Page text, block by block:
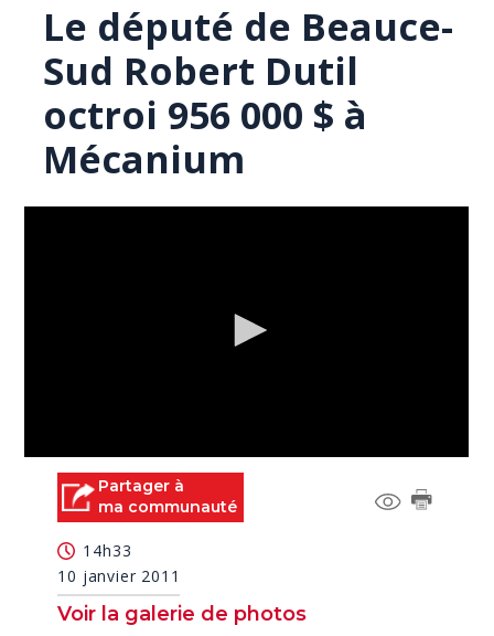
Le député de Beauce-
Sud Robert Dutil
octroi 956 000 $ à
Mécanium
seconds
seconds
Partager à
ma communauté
14h33
10 janvier 2011
Voir la galerie de photos